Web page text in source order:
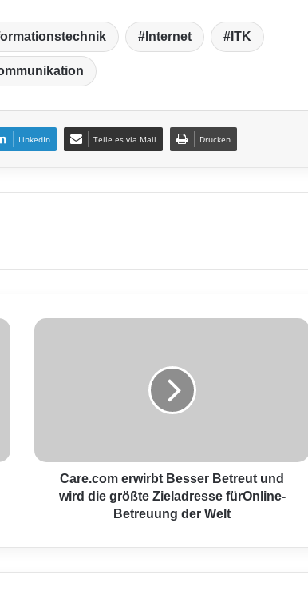
Internet ITK
LinkedIn Teile es via Mail Drucken
C
e
b
Care.com erwirbt Besser Betreut und
wird die größte Zieladresse fürOnline-
Betreuung der Welt